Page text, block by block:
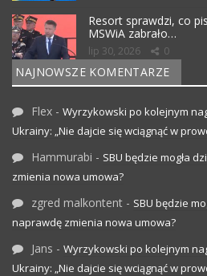
Resort sprawdzi, co
MSWiA zabrało…
lip 30, 2026 0
NAJNOWSZE KOMENTARZE
Flex - Wyrzykowski po kolejnym
Ukrainy: „Nie dajcie się wciągnąć w
Hammurabi - SBU będzie mogła
zmienia nowa umowa?
zgred malkontent - SBU będzie
naprawdę zmienia nowa umowa?
Jans - Wyrzykowski po kolejnym
Ukrainy: „Nie dajcie się wciągnąć w